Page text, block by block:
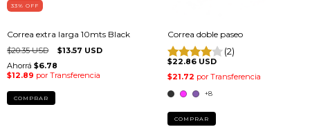
33% OFF
Correa extra larga 10mts Black
$20.35 USD $13.57 USD
COMPRAR
Correa doble paseo
(2)
$22.86 USD
+8
COMPRAR